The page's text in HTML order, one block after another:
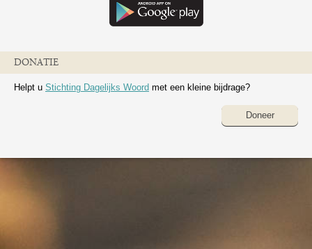
DONATIE
Helpt u Stichting Dagelijks Woord met een kleine bijdrage?
Doneer